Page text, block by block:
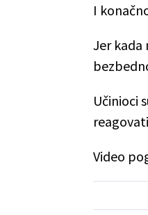
I
Jer kada
Učinioci
Video